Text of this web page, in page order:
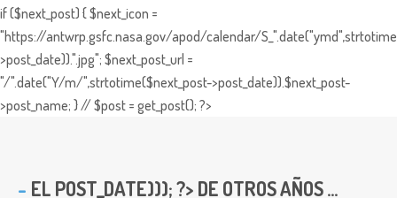
if ($next_post) { $next_icon =
"https://antwrp.gsfc.nasa.gov/apod/calendar/
>post_date)).".jpg"; $next_post_url =
"/".date("Y/m/",strtotime($next_post->post_date)).$next_post-
>post_name; } // $post = get_post(); ?>
EL POST_DATE))); ?> DE OTROS AÑOS ...